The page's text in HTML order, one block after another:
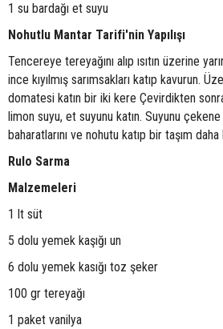
1 su bardağı et suyu
Nohutlu Mantar Tarifi'nin Yapılışı
Tencereye tereyağını alıp ısıtın üzerine
ince kıyılmış sarımsakları katıp kavurun.
domatesi katın bir iki kere Çevirdikten
limon suyu, et suyunu katın. Suyunu
baharatlarını ve nohutu katıp bir taşım
Rulo Sarma
Malzemeleri
1 lt süt
5 dolu yemek kaşığı un
6 dolu yemek kasığı toz şeker
100 gr tereyağı
1 paket vanilya